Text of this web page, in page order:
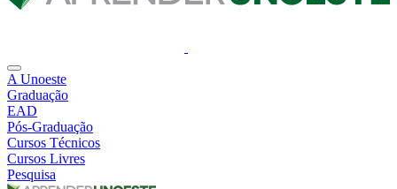
A Unoeste
Graduação
EAD
Pós-Graduação
Cursos Técnicos
Cursos Livres
Pesquisa